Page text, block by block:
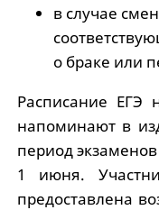
в случае
о браке или
Расписание ЕГЭ
напоминают в
период
1 июня.
предоставлена